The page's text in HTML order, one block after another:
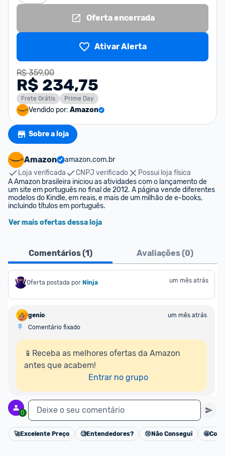
Oferta encerrada
Ativar Alerta
R$ 359,00
R$ 234,75
Frete Grátis Prime Day
Vendido por: Amazon
Sobre a loja
Amazon
amazon.com.br
Loja verificada
CNPJ verificado
Possui loja física
A Amazon brasileira iniciou as atividades com o lançamento de
um site em português no final de 2012. A página vende diferentes
modelos do Kindle, em reais, e mais de um milhão de e-books,
incluindo títulos em português.
Ver mais ofertas dessa loja
Comentários (1) Avaliações (0)
Oferta postada por Ninja um mês atrás
genio
um mês atrás
Comentário fixado
📱Receba as melhores ofertas da Amazon
antes que acabem!
Entrar no grupo
0 Deixe o seu comentário
Cancelar
🚀Excelente Preço 🧐Entendedores? 😢 Não Consegui 🤩